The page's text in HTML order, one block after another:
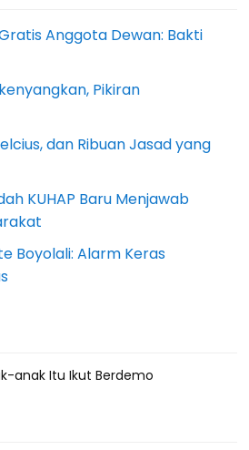
Anggota Dewan: Bakti
Pikiran
dan Ribuan Jasad yang
KUHAP Baru Menjawab
Boyolali: Alarm Keras
anak Itu Ikut Berdemo